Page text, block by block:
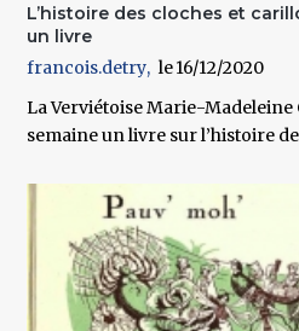
L’histoire des cloches et
un livre
francois.detry
16/12/2020
La Verviétoise Marie-
semaine un livre sur l’histoire